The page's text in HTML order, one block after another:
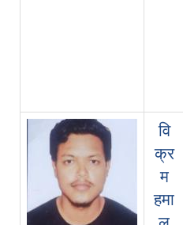
वि
क्र
म
हमा